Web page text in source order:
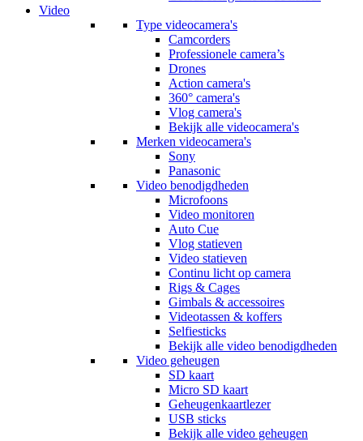
Video
Type videocamera's
Camcorders
Professionele camera’s
Drones
Action camera's
360° camera's
Vlog camera's
Bekijk alle videocamera's
Merken videocamera's
Sony
Panasonic
Video benodigdheden
Microfoons
Video monitoren
Auto Cue
Vlog statieven
Video statieven
Continu licht op camera
Rigs & Cages
Gimbals & accessoires
Videotassen & koffers
Selfiesticks
Bekijk alle video benodigdheden
Video geheugen
SD kaart
Micro SD kaart
Geheugenkaartlezer
USB sticks
Bekijk alle video geheugen